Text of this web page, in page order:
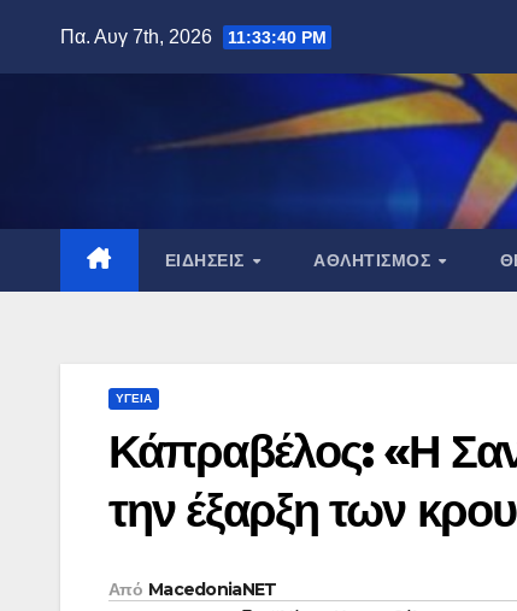
Πα. Αυγ 7th, 2026 11:33:41 PM
ΕΙΔΉΣΕΙΣ ΑΘΛΗΤΙΣΜΌΣ
ΥΓΕΊΑ
Κάπραβέλος: «Η
την έξαρξη των
Από MacedoniaNET